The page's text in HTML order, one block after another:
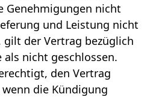
Genehmigungen nicht
und Leistung nicht
der Vertrag bezüglich
nicht geschlossen.
den Vertrag
die Kündigung